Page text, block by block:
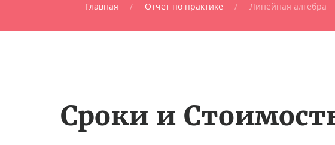
Главная Отчет по практике Линейная алгебра
Сроки и